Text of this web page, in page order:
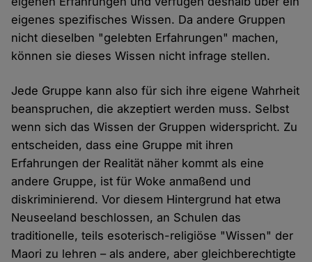
eigenes spezifisches Wissen. Da andere Gruppen
nicht dieselben "gelebten Erfahrungen" machen,
können sie dieses Wissen nicht infrage stellen.
Jede Gruppe kann also für sich ihre eigene Wahrheit
beanspruchen, die akzeptiert werden muss. Selbst
wenn sich das Wissen der Gruppen widerspricht. Zu
entscheiden, dass eine Gruppe mit ihren
Erfahrungen der Realität näher kommt als eine
andere Gruppe, ist für Woke anmaßend und
diskriminierend. Vor diesem Hintergrund hat etwa
Neuseeland beschlossen, an Schulen das
traditionelle, teils esoterisch-religiöse "Wissen" der
Maori zu lehren – als andere, aber gleichberechtigte